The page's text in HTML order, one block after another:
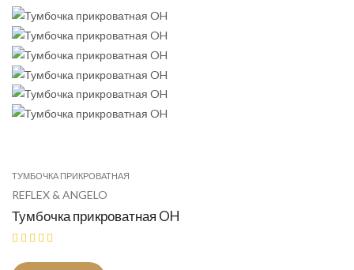
ТУМБОЧКА ПРИКРОВАТНАЯ
REFLEX & ANGELO
Тумбочка прикроватная OH